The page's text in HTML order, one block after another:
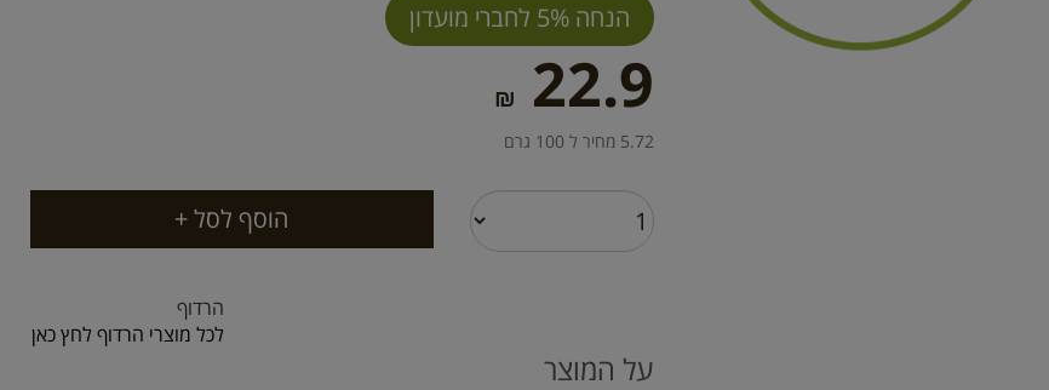
הנחה 5% לחברי מועדון
22.9
₪
5.72 מחיר ל 100 גרם
הרדוף
לכל מוצרי הרדוף לחץ כאן
על המוצר